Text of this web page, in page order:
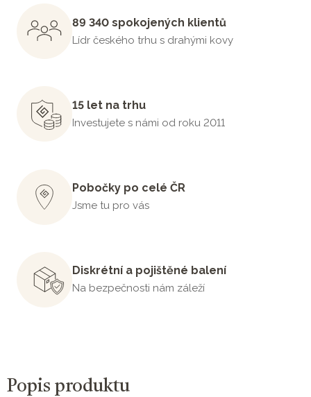
89 340 spokojených klientů
Lídr českého trhu s drahými kovy
15 let na trhu
Investujete s námi od roku 2011
Pobočky po celé ČR
Jsme tu pro vás
Diskrétní a pojištěné balení
Na bezpečnosti nám záleží
Popis produktu